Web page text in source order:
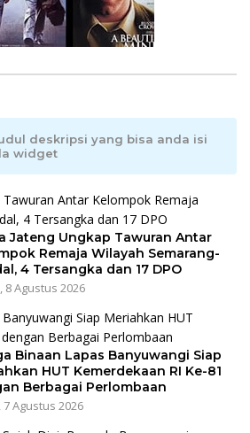
deskripsi yang bisa anda isi
widget
Jateng Ungkap Tawuran Antar
Remaja Wilayah Semarang-
4 Tersangka dan 17 DPO
8 Agustus 2026
Binaan Lapas Banyuwangi Siap
HUT Kemerdekaan RI Ke-81
Berbagai Perlombaan
7 Agustus 2026